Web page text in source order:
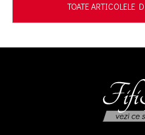
TOATE ARTICOLELE